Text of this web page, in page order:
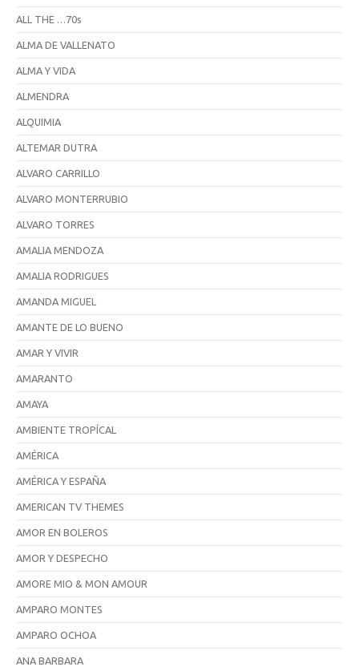
ALL THE …70s
ALMA DE VALLENATO
ALMA Y VIDA
ALMENDRA
ALQUIMIA
ALTEMAR DUTRA
ALVARO CARRILLO
ALVARO MONTERRUBIO
ALVARO TORRES
AMALIA MENDOZA
AMALIA RODRIGUES
AMANDA MIGUEL
AMANTE DE LO BUENO
AMAR Y VIVIR
AMARANTO
AMAYA
AMBIENTE TROPÍCAL
AMÉRICA
AMÉRICA Y ESPAÑA
AMERICAN TV THEMES
AMOR EN BOLEROS
AMOR Y DESPECHO
AMORE MIO & MON AMOUR
AMPARO MONTES
AMPARO OCHOA
ANA BARBARA